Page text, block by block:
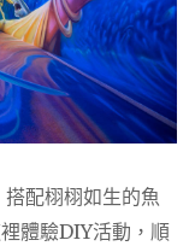
配栩栩如生的魚
體驗DIY活動，順